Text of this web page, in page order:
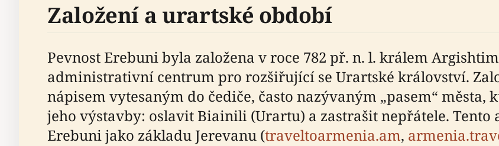
Založení a urartské období
Pevnost Erebuni byla založena v roce 782 př. n. l. králem
administrativní centrum pro rozšiřující se Urartské království.
nápisem vytesaným do čediče, často nazývaným „pasem“
jeho výstavby: oslavit Biainili (Urartu) a zastrašit nepřátele.
Erebuni jako základu Jerevanu (traveltoarmenia.am,